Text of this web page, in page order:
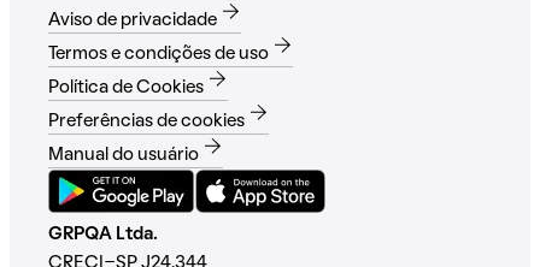
Aviso de privacidade
Termos e condições de uso
Política de Cookies
Preferências de cookies
Manual do usuário
GRPQA Ltda.